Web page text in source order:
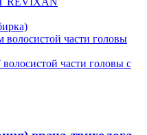
части головы
части головы с